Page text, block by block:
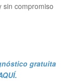
sin compromiso
gratuita